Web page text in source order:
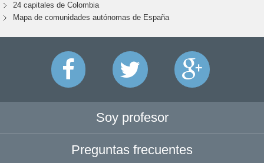
24 capitales de Colombia
Mapa de comunidades autónomas de España
Soy profesor
Preguntas frecuentes